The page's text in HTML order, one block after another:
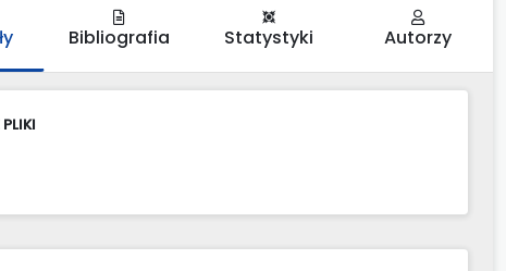
Bibliografia Statystyki Autorzy